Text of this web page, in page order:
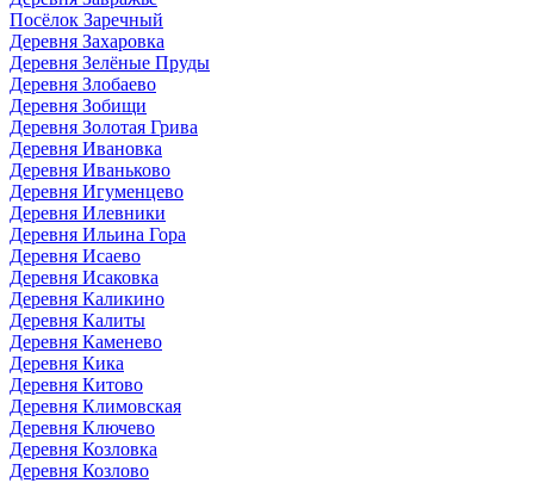
Посёлок Заречный
Деревня Захаровка
Деревня Зелёные Пруды
Деревня Злобаево
Деревня Зобищи
Деревня Золотая Грива
Деревня Ивановка
Деревня Иваньково
Деревня Игуменцево
Деревня Илевники
Деревня Ильина Гора
Деревня Исаево
Деревня Исаковка
Деревня Каликино
Деревня Калиты
Деревня Каменево
Деревня Кика
Деревня Китово
Деревня Климовская
Деревня Ключево
Деревня Козловка
Деревня Козлово